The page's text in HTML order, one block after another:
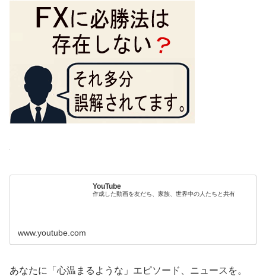
YouTube
作成した動画を友だち、家族、世界中の人たちと共有
www.youtube.com
あなたに「心温まるような」エピソード、ニュースを。